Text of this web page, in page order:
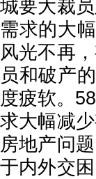
城要大裁
需求的大
风光不再
员和破产
度疲软。
求大幅减
房地产问
于内外交